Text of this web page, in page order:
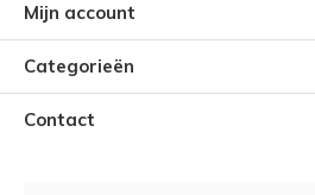
Mijn account
Categorieën
Contact